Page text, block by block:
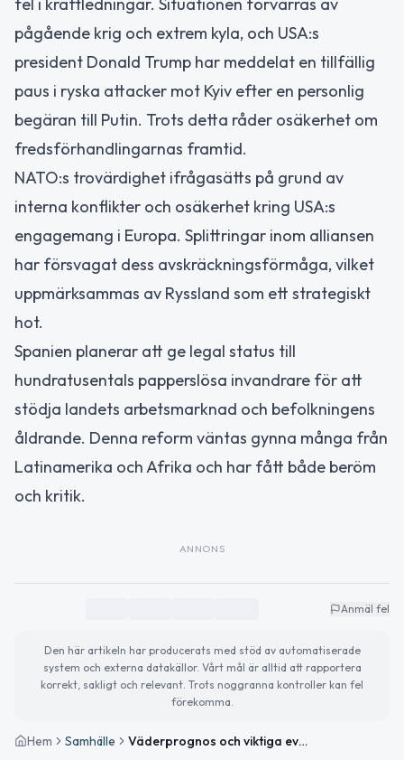
fel i kraftledningar. Situationen förvärras av
pågående krig och extrem kyla, och USA:s
president Donald Trump har meddelat en tillfällig
paus i ryska attacker mot Kyiv efter en personlig
begäran till Putin. Trots detta råder osäkerhet om
fredsförhandlingarnas framtid.
NATO:s trovärdighet ifrågasätts på grund av
interna konflikter och osäkerhet kring USA:s
engagemang i Europa. Splittringar inom alliansen
har försvagat dess avskräckningsförmåga, vilket
uppmärksammas av Ryssland som ett strategiskt
hot.
Spanien planerar att ge legal status till
hundratusentals papperslösa invandrare för att
stödja landets arbetsmarknad och befolkningens
åldrande. Denna reform väntas gynna många från
Latinamerika och Afrika och har fått både beröm
och kritik.
ANNONS
Anmäl fel
Den här artikeln har producerats med stöd av automatiserade
system och externa datakällor. Vårt mål är alltid att rapportera
korrekt, sakligt och relevant. Trots noggranna kontroller kan fel
förekomma.
Hem Samhälle Väderprognos och viktiga evenemang i Boden idag